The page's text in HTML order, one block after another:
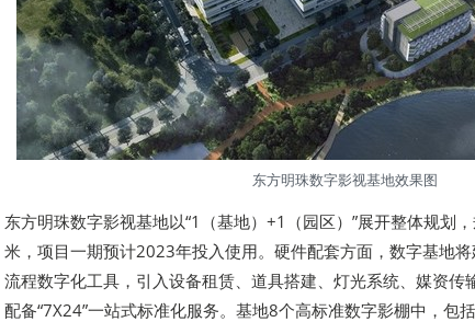
东方明珠数字影视基地效果图
东方明珠数字影视基地以“1（基地）+1（园区）”展开整体规划
米，项目一期预计2023年投入使用。硬件配套方面，数字基地
流程数字化工具，引入设备租赁、道具搭建、灯光系统、媒资传
配备“7X24”一站式标准化服务。基地8个高标准数字影棚中，包